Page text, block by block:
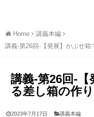
Home
講義本編
講義-第26回-【発展】かぶせ箱
講義-第26回-
る差し箱の作
2023年7月17日 講義本編